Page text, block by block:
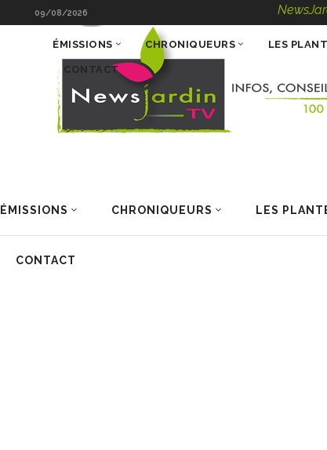
09/08/2026 NewsJardinTV –
ÉMISSIONS CHRONIQUEURS LES
CONTACT
ÉMISSIONS CHRONIQUEURS LES
CONTACT